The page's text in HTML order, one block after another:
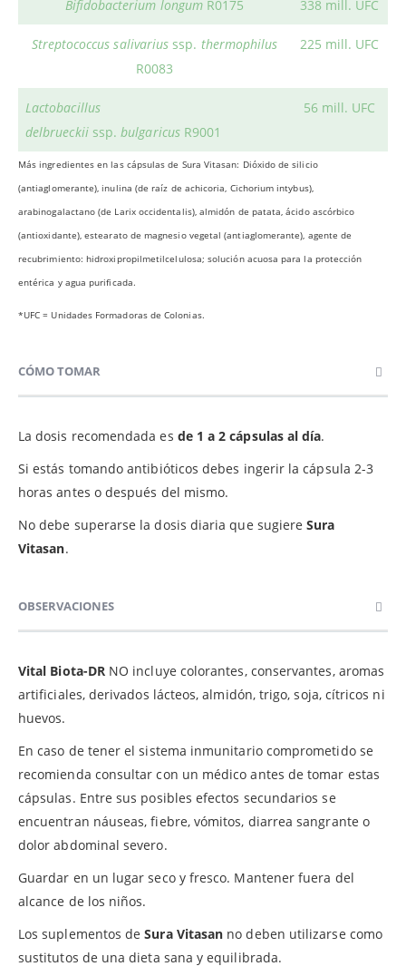
Bifidobacterium longum R0175 338 mill. UFC
Streptococcus salivarius ssp. thermophilus
R0083
225 mill. UFC
Lactobacillus
delbrueckiissp.bulgaricusR9001
56 mill. UFC
Más ingredientes en las cápsulas de Sura Vitasan: Dióxido de silicio
(antiaglomerante), inulina (de raíz de achicoria, Cichorium intybus),
arabinogalactano (de Larix occidentalis), almidón de patata, ácido ascórbico
(antioxidante), estearato de magnesio vegetal (antiaglomerante), agente de
recubrimiento: hidroxipropilmetilcelulosa; solución acuosa para la protección
entérica y agua purificada.
*UFC = Unidades Formadoras de Colonias.
CÓMO TOMAR
La dosis recomendada es de 1 a 2 cápsulas al día.
Si estás tomando antibióticos debes ingerir la cápsula 2-3
horas antes o después del mismo.
No debe superarse la dosis diaria que sugiereSura
Vitasan.
OBSERVACIONES
Vital Biota-DRNO incluye colorantes, conservantes, aromas
artificiales, derivados lácteos, almidón, trigo, soja, cítricos ni
huevos.
En caso de tener el sistema inmunitario comprometido se
recomienda consultar con un médico antes de tomar estas
cápsulas. Entre sus posibles efectos secundarios se
encuentran náuseas, fiebre, vómitos, diarrea sangrante o
dolor abdominal severo.
Guardar en un lugar seco y fresco. Mantener fuera del
alcance de los niños.
Los suplementos deSura Vitasan no deben utilizarse como
sustitutos de una dieta sana y equilibrada.